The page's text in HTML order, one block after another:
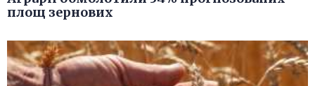
площ зернових